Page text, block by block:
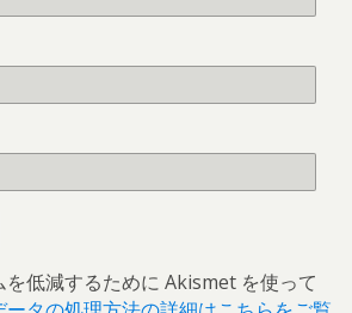
を低減するために Akismet を使って